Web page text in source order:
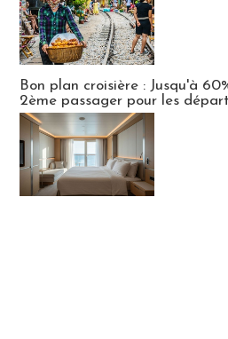
Bon plan croisière : Jusqu'à
2ème passager pour les